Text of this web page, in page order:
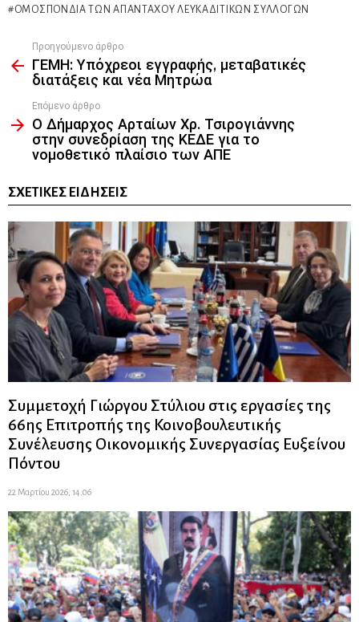
ΟΜΟΣΠΟΝΔΙΑ ΤΩΝ ΑΠΑΝΤΑΧΟΥ ΛΕΥΚΑΔΙΤΙΚΩΝ ΣΥΛΛΟΓΩΝ
more
Προηγούμενο άρθρο
ΓΕΜΗ: Υπόχρεοι εγγραφής, μεταβατικές
διατάξεις και νέα Μητρώα
Επόμενο άρθρο
Ο Δήμαρχος Αρταίων Χρ. Τσιρογιάννης
στην συνεδρίαση της ΚΕΔΕ για το
νομοθετικό πλαίσιο των ΑΠΕ
ΣΧΕΤΙΚΈΣ ΕΙΔΉΣΕΙΣ
Συμμετοχή Γιώργου Στύλιου στις εργασίες της
66ης Επιτροπής της Κοινοβουλευτικής
Συνέλευσης Οικονομικής Συνεργασίας Ευξείνου
Πόντου
22 Μαρτίου 2026, 14:06